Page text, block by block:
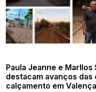
Paula Jeanne e Marllos
destacam avanços das
calçamento em Valença